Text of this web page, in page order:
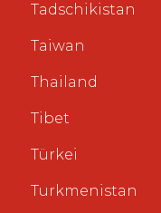
Tadschikistan
Taiwan
Thailand
Tibet
Türkei
Turkmenistan